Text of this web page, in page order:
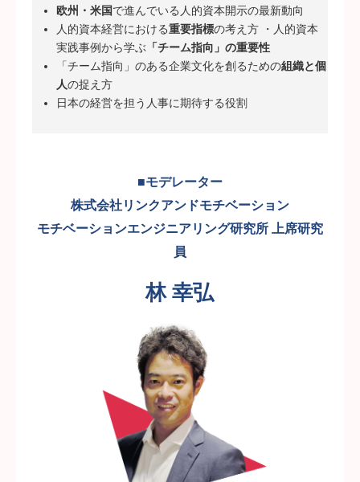
欧州・米国で進んでいる人的資本開示の最新動向
人的資本経営における重要指標の考え方 ・人的資本
実践事例から学ぶ 「チーム指向」の重要性
「チーム指向」のある企業文化を創るための組織と個
人の捉え方
日本の経営を担う人事に期待する役割
■モデレーター
株式会社リンクアンドモチベーション
モチベーションエンジニアリング研究所 上席研究
員
林 幸弘